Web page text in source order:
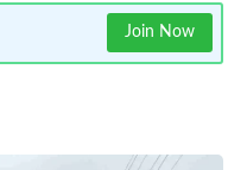
Join Now